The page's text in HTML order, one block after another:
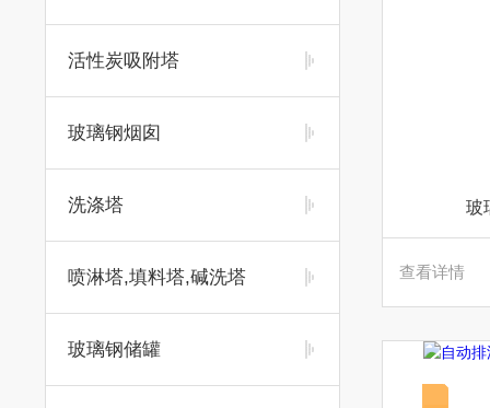
活性炭吸附塔
玻璃钢烟囱
洗涤塔
喷淋塔,填料塔,碱洗塔
玻璃钢储罐
玻
查看详情